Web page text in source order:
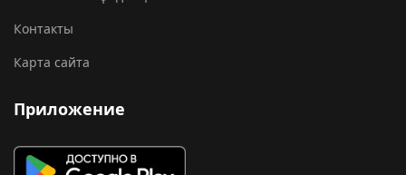
Контакты
Карта сайта
Приложение